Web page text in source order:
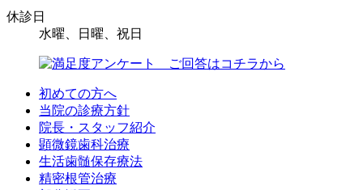
休診日
水曜、日曜、祝日
初めての方へ
当院の診療方針
院長・スタッフ紹介
顕微鏡歯科治療
生活歯髄保存療法
精密根管治療